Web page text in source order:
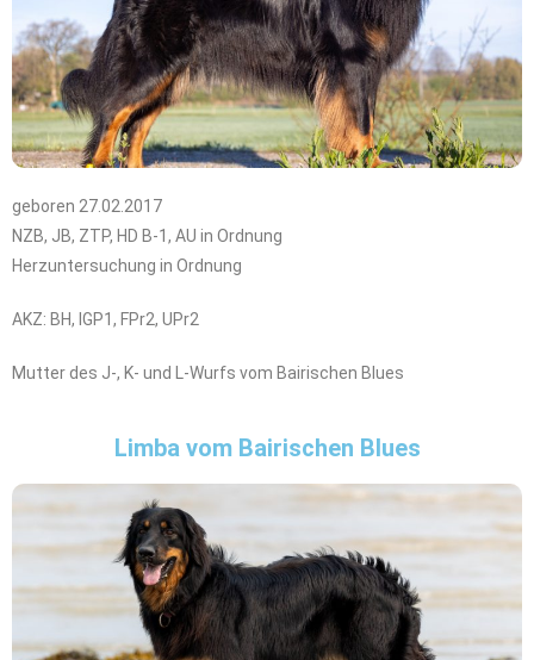
geboren 27.02.2017
NZB, JB, ZTP, HD B-1, AU in Ordnung
Herzuntersuchung in Ordnung
AKZ: BH, IGP1, FPr2, UPr2
Mutter des J-, K- und L-Wurfs vom Bairischen Blues
Limba vom Bairischen Blues